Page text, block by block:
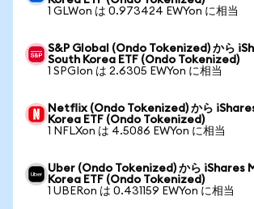
1 GLWon は 0.973424 EWYon に相当
S&P Global (Ondo Tokenized) から
South Korea ETF (Ondo Tokenized)
1 SPGIon は 2.6305 EWYon に相当
Netflix (Ondo Tokenized) から
Korea ETF (Ondo Tokenized)
1 NFLXon は 4.5086 EWYon に相当
Uber (Ondo Tokenized) から iShares
Korea ETF (Ondo Tokenized)
1 UBERon は 0.431159 EWYon に相当